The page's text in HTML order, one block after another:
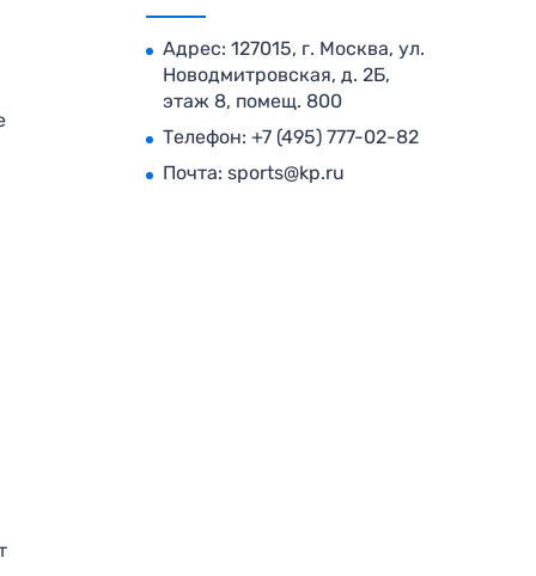
Адрес: 127015, г. Москва, ул.
Новодмитровская, д. 2Б,
этаж 8, помещ. 800
Телефон: +7 (495) 777-02-82
Почта: sports@kp.ru